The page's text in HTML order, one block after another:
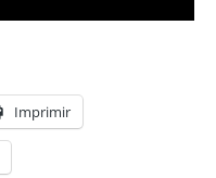
Imprimir